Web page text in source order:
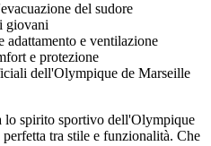
del sudore
giovani
adattamento e ventilazione
e protezione
dell'Olympique de Marseille
lo spirito sportivo dell'Olympique
tra stile e funzionalità. Che